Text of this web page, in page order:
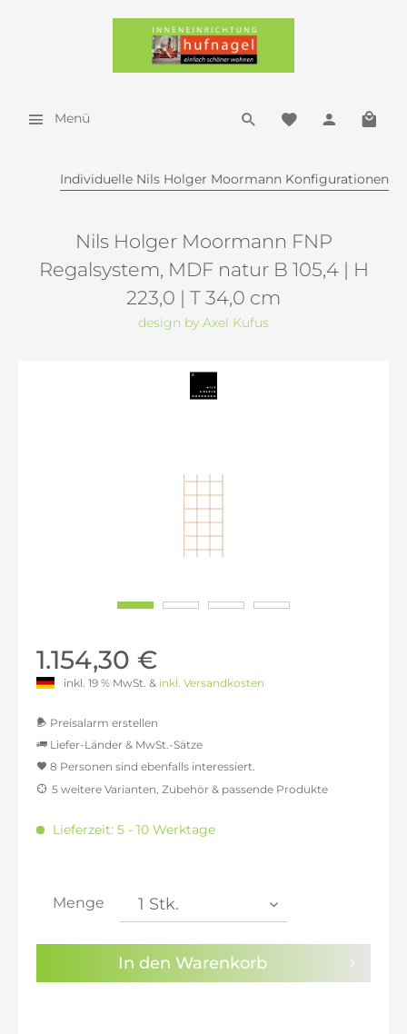
Menü
Individuelle Nils Holger Moormann Konfigurationen
Nils Holger Moormann FNP
Regalsystem, MDF natur B 105,4 | H
223,0 | T 34,0 cm
design by Axel Kufus
1.154,30 €
inkl. 19 % MwSt. & inkl. Versandkosten
Preisalarm erstellen
Sie haben dieDatenschutzbestimmungen
Kenntnis genommen.
Liefer-Länder & MwSt.-Sätze
inkl. 16% MwSt.: 1.124,91 €
inkl. 21% MwSt.: 1.173,39 €
8 Personen sind ebenfalls interessiert.
5 weitere Varianten, Zubehör & passende Produkte
Lieferzeit: 5 - 10 Werktage
Menge
In den Warenkorb